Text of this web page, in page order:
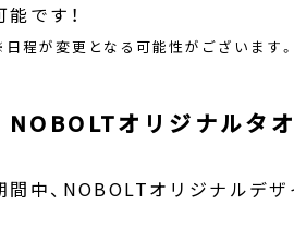
能です！
程が変更となる可能性がございます
NOBOLTオリジナルタ
間中、NOBOLTオリジナルデザ